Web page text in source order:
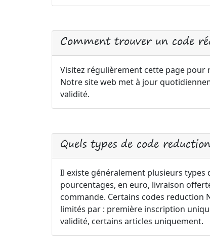
Comment trouver un code
Visitez régulièrement cette page pour
Notre site web met à jour
validité.
Quels types de code
Il existe généralement plusieurs
pourcentages, en euro, livraison
commande. Certains codes reduction
limités par : première inscription
validité, certains articles uniquement.